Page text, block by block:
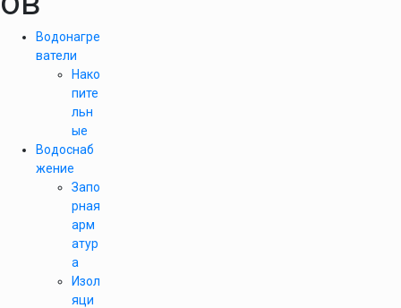
Водонагре
ватели
Нако
пите
льн
ые
Водоснаб
жение
Запо
рная
арм
атур
а
Изол
яци